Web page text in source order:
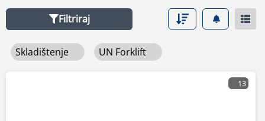
Filtriraj
Skladištenje UN Forklift
13